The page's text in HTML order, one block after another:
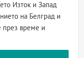
Изток и Запад
на Белград и
през време и